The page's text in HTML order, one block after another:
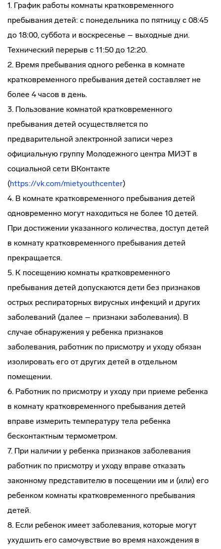
1. График работы комнаты кратковременного
пребывания детей: с понедельника по пятницу с 08:45
до 18:00, суббота и воскресенье – выходные дни.
Технический перерыв с 11:50 до 12:20.
2. Время пребывания одного ребенка в комнате
кратковременного пребывания детей составляет не
более 4 часов в день.
3. Пользование комнатой кратковременного
пребывания детей осуществляется по
предварительной электронной записи через
официальную группу Молодежного центра МИЭТ в
социальной сети ВКонтакте
(https://vk.com/mietyouthcenter)
4. В комнате кратковременного пребывания детей
одновременно могут находиться не более 10 детей.
При достижении указанного количества, доступ детей
в комнату кратковременного пребывания детей
прекращается.
5. К посещению комнаты кратковременного
пребывания детей допускаются дети без признаков
острых респираторных вирусных инфекций и других
заболеваний (далее – признаки заболевания). В
случае обнаружения у ребенка признаков
заболевания, работник по присмотру и уходу обязан
изолировать его от других детей в отдельном
помещении.
6. Работник по присмотру и уходу при приеме ребенка
в комнату кратковременного пребывания детей
вправе измерить температуру тела ребенка
бесконтактным термометром.
7. При наличии у ребенка признаков заболевания
работник по присмотру и уходу вправе отказать
законному представителю в посещении им и (или) его
ребенком комнаты кратковременного пребывания
детей.
8. Если ребенок имеет заболевания, которые могут
ухудшить его самочувствие во время нахождения в